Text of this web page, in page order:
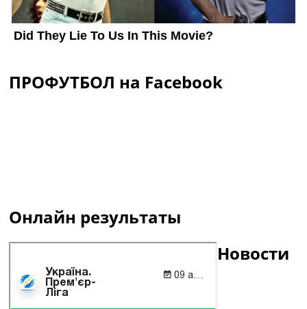
ПРОФУТБОЛ на Facebook
Онлайн результаты
Новости